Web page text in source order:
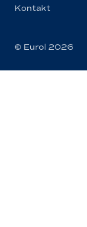
Kontakt
© Eurol 2026